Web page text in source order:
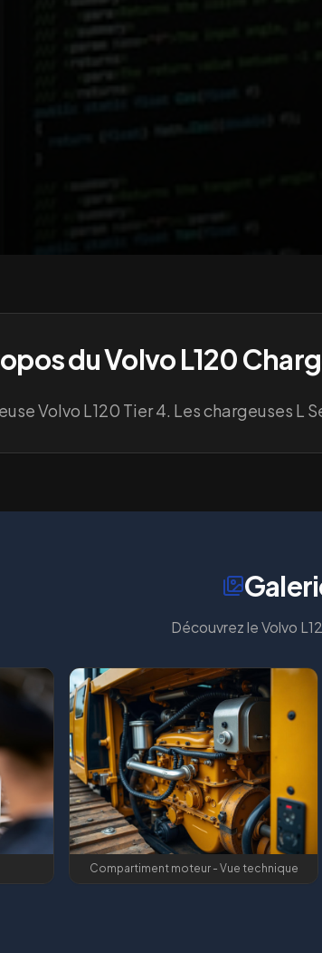
duVolvo L120
Volvo L120 Tier 4. Les chargeuses L
Découvrez leVolvo
Compartiment moteur - Vue technique